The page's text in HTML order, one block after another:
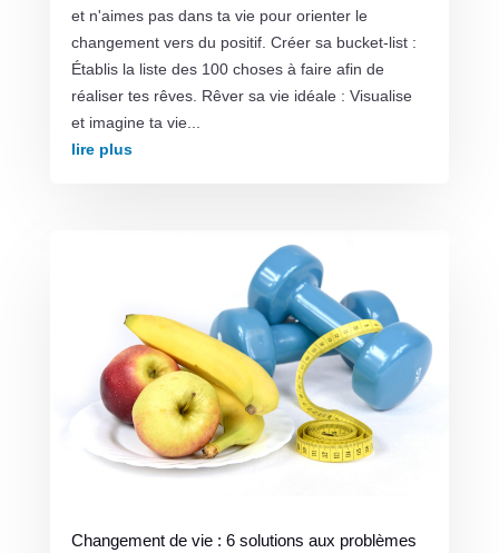
et n'aimes pas dans ta vie pour orienter le
changement vers du positif. Créer sa bucket-list :
Établis la liste des 100 choses à faire afin de
réaliser tes rêves. Rêver sa vie idéale : Visualise
et imagine ta vie...
lire plus
Changement de vie : 6 solutions aux problèmes